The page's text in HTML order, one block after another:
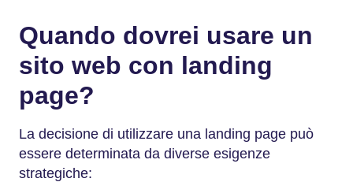
Quando dovrei usare un
sito web con landing
page?
La decisione di utilizzare una landing page può
essere determinata da diverse esigenze
strategiche: